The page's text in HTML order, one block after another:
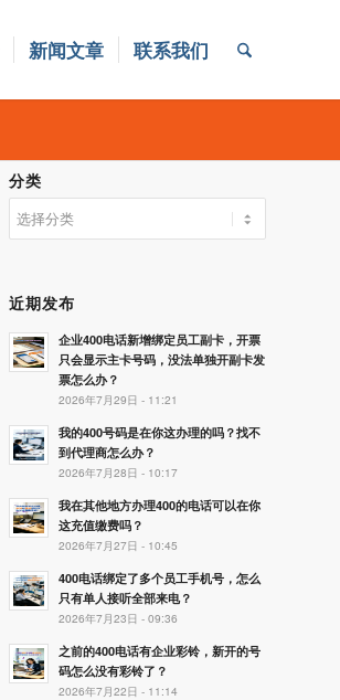
新闻文章 联系我们
分类
类
近期发布
企业400电话新增绑定员工副卡，开票
只会显示主卡号码，没法单独开副卡发
票怎么办？
2026年7月29日 - 11:21
我的400号码是在你这办理的吗？找不
到代理商怎么办？
2026年7月28日 - 10:17
我在其他地方办理400的电话可以在你
这充值缴费吗？
2026年7月27日 - 10:45
400电话绑定了多个员工手机号，怎么
只有单人接听全部来电？
2026年7月23日 - 09:36
之前的400电话有企业彩铃，新开的号
码怎么没有彩铃了？
2026年7月22日 - 11:14